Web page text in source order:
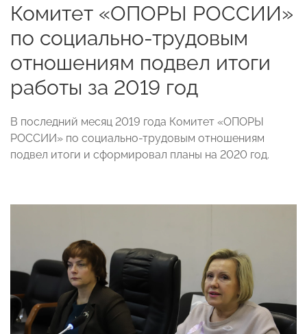
Комитет «ОПОРЫ РОССИИ»
по социально-трудовым
отношениям подвел итоги
работы за 2019 год
В последний месяц 2019 года Комитет «ОПОРЫ
РОССИИ» по социально-трудовым отношениям
подвел итоги и сформировал планы на 2020 год.